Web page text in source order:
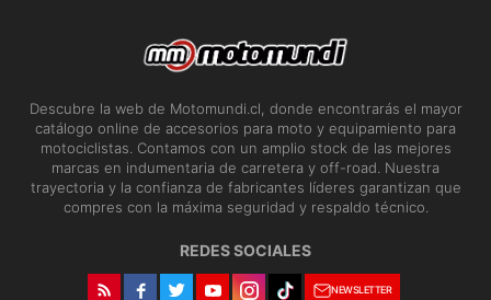
Descubre la web de Motomundi.cl, donde encontrarás el mayor
catálogo online de accesorios para moto y equipamiento para
motociclistas. Contamos con un amplio stock de las mejores
marcas en indumentaria de carretera y off-road. Nuestra
trayectoria y la confianza de fabricantes líderes garantizan que
compres con la máxima seguridad y respaldo técnico.
REDES SOCIALES
NEWSLETTER